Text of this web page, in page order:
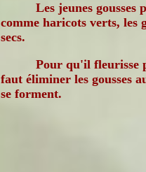
Les jeunes gousses
comme haricots verts, les
secs.
Pour qu'il fleurisse
faut éliminer les gousses
se forment.